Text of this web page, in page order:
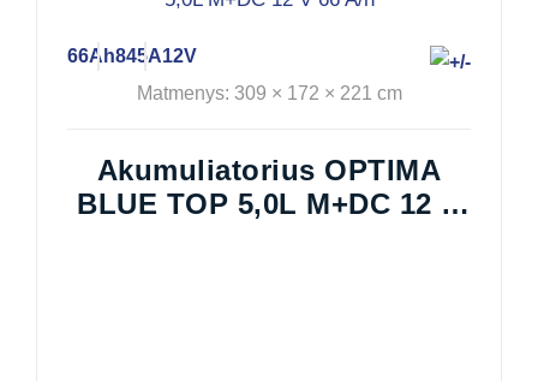
66Ah845A12V
Matmenys: 309 × 172 × 221 cm
Akumuliatorius OPTIMA
BLUE TOP 5,0L M+DC 12 V